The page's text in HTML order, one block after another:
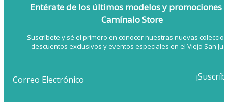
Entérate de los últimos modelosy promociones
Camínalo Store
Suscríbete y sé el primero en conocer nuestras nuevas
descuentos exclusivos y eventos especiales en el Viejo San